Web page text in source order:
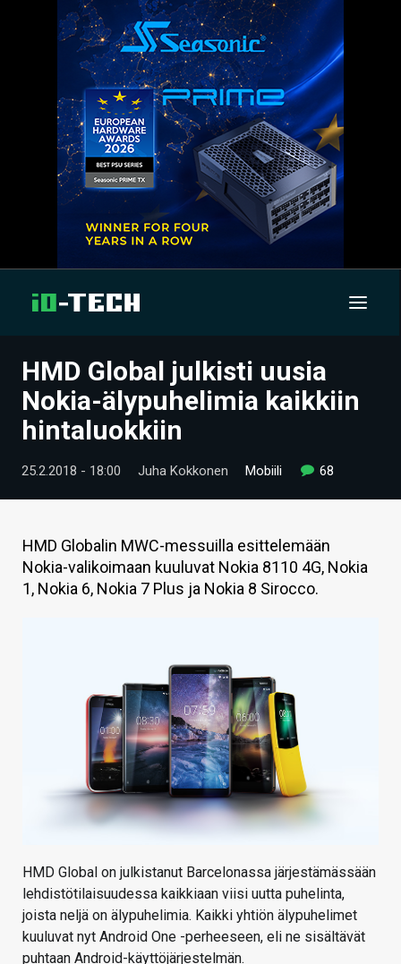
UUTISET
ARTIKKELIT
VIDEOT
TECHBBS
TIETOA
HINTA.FI
HMD Global julkisti uusia
Nokia-älypuhelimia kaikkiin
hintaluokkiin
25.2.2018 - 18:00 Juha Kokkonen Mobiili 68
HMD Globalin MWC-messuilla esittelemään
Nokia-valikoimaan kuuluvat Nokia 8110 4G, Nokia
1, Nokia 6, Nokia 7 Plus ja Nokia 8 Sirocco.
HMD Global on julkistanut Barcelonassa järjestämässään
lehdistötilaisuudessa kaikkiaan viisi uutta puhelinta,
joista neljä on älypuhelimia. Kaikki yhtiön älypuhelimet
kuuluvat nyt Android One -perheeseen, eli ne sisältävät
puhtaan Android-käyttöjärjestelmän.